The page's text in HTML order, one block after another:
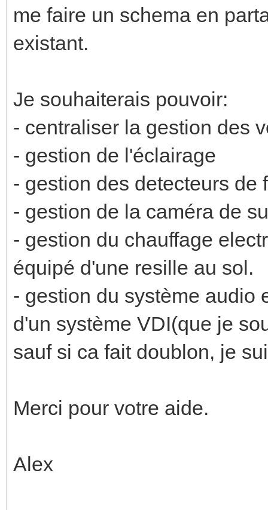
me faire un schema en
existant.
Je souhaiterais pouvoir:
- centraliser la gestion des
- gestion de l'éclairage
- gestion des detecteurs de
- gestion de la caméra de
- gestion du chauffage
équipé d'une resille au sol.
- gestion du système audio
d'un système VDI(que je
sauf si ca fait doublon, je
Merci pour votre aide.
Alex